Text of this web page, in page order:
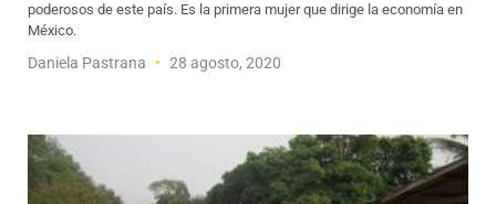
poderosos de este país. Es la primera mujer que dirige la economía en
México.
Daniela Pastrana 28 agosto, 2020